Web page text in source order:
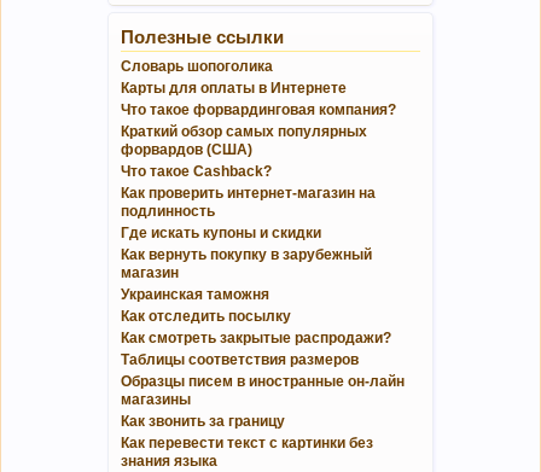
Полезные ссылки
Словарь шопоголика
Карты для оплаты в Интернете
Что такое форвардинговая компания?
Краткий обзор самых популярных
форвардов (США)
Что такое Cashback?
Как проверить интернет-магазин на
подлинность
Где искать купоны и скидки
Как вернуть покупку в зарубежный
магазин
Украинская таможня
Как отследить посылку
Как смотреть закрытые распродажи?
Таблицы соответствия размеров
Образцы писем в иностранные он-лайн
магазины
Как звонить за границу
Как перевести текст с картинки без
знания языка